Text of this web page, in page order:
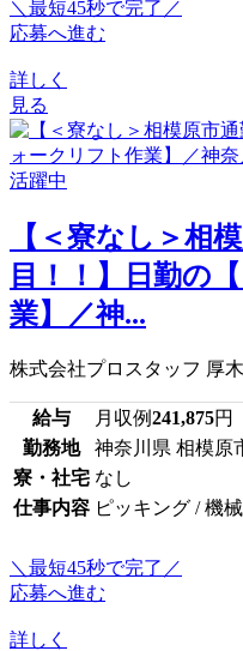
＼最短45秒で完了／
応募へ進む
詳しく
見る
【＜寮なし＞相
目！！】日勤の
業】／神...
株式会社プロスタッフ 厚
給与 月収例241,875円
勤務地
神奈川県 相模原
寮・社宅 なし
仕事内容 ピッキング / 機
＼最短45秒で完了／
応募へ進む
詳しく